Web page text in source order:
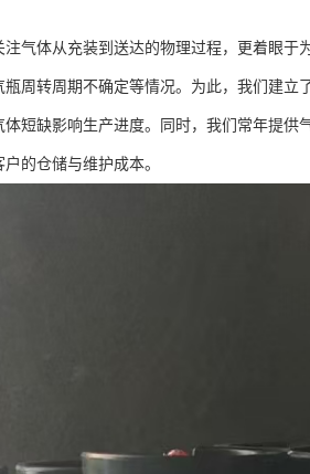
气体从充装到送达的物理过程，更着眼于
周转周期不确定等情况。为此，我们建
短缺影响生产进度。同时，我们常年提
的仓储与维护成本。